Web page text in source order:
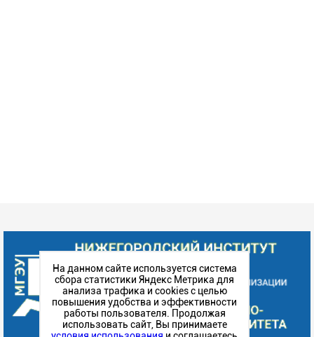
На данном сайте используется система
сбора статистики Яндекс Метрика для
анализа трафика и cookies с целью
повышения удобства и эффективности
работы пользователя. Продолжая
использовать сайт, Вы принимаете